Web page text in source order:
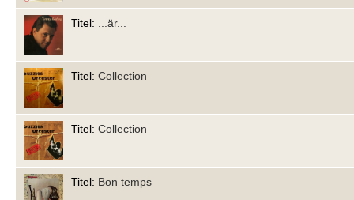
Titel: ...är...
Titel: Collection
Titel: Collection
Titel: Bon temps